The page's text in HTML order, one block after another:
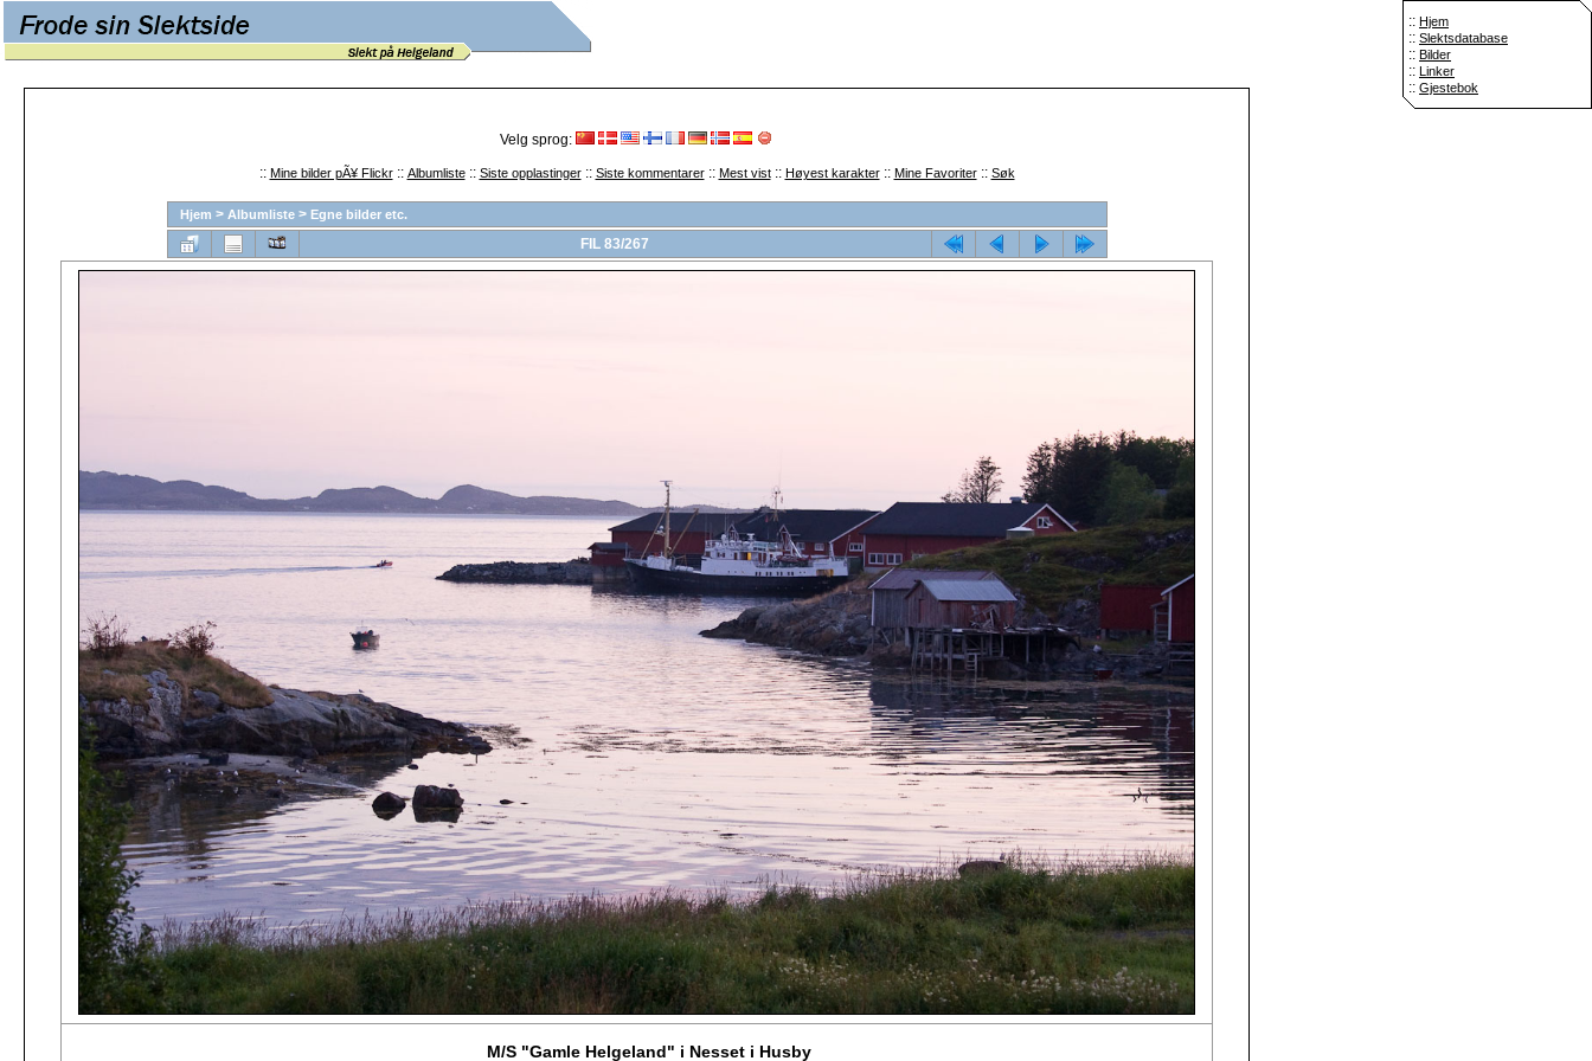
:: Hjem
:: Slektsdatabase
:: Bilder
:: Linker
:: Gjestebok
Velg sprog:
:: Mine bilder pÃ¥ Flickr:: Albumliste:: Siste opplastinger:: Siste kommentarer:: Mest vist:: Høyest karakter:: Mine Favoriter:: Søk
Hjem > Albumliste> Egne bilder etc.
FIL 83/267
M/S "Gamle Helgeland" i Nesset i Husby